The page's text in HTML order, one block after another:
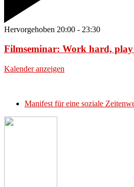
Hervorgehoben 20:00 - 23:30
Filmseminar: Work hard,
Kalender anzeigen
Manifest für eine soziale